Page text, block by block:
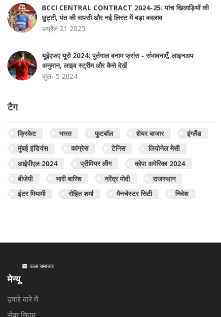
BCCI CENTRAL CONTRACT 2024-25: पांच खिलाड़ियों की
छुट्टी, पंत की वापसी और नई लिस्ट में बड़ा बदलाव
अप्रैल 21 2025
यूईएफए यूरो 2024: पुर्तगाल बनाम फ्रांस - संभावनाएँ, लाइनअप
अनुमान, लाइव स्ट्रीम और कैसे देखें
जुल॰ 5 2024
टैग
क्रिकेट भारत फुटबॉल शेयर बाजार
इंग्लैंड
मुंबई इंडियंस
कांग्रेस टेनिस
लियोनेल मेसी
आईपीएल 2024
प्रीमियर लीग
कोपा अमेरिका 2024
बीजेपी
भारी बारिश नरेंद्र मोदी
राजस्थान
इंटर मियामी
रोहित शर्मा मैनचेस्टर सिटी निवेश
मेन्यू
हमारे बारे में